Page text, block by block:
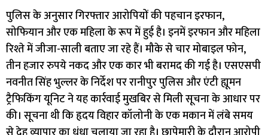
पुलिस के अनुसार गिरफ्तार आरोपियों की पहचान इरफान,
सोफियान और एक महिला के रूप में हुई है। इनमें इरफान और महिला
रिश्ते में जीजा-साली बताए जा रहे हैं। मौके से चार मोबाइल फोन,
तीन हजार रुपये नकद और एक कार भी बरामद की गई है। एसएसपी
नवनीत सिंह भुल्लर के निर्देश पर रानीपुर पुलिस और एंटी ह्यूमन
ट्रैफिकिंग यूनिट ने यह कार्रवाई मुखबिर से मिली सूचना के आधार पर
की। सूचना थी कि हृदय विहार कॉलोनी के एक मकान में लंबे समय